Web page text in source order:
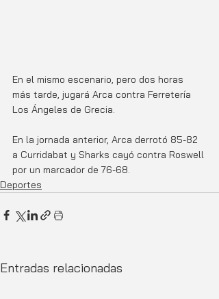
En el mismo escenario, pero dos horas
más tarde, jugará Arca contra Ferretería
Los Ángeles de Grecia.
En la jornada anterior, Arca derrotó 85-82
a Curridabat y Sharks cayó contra Roswell
por un marcador de 76-68.
Deportes
Entradas relacionadas